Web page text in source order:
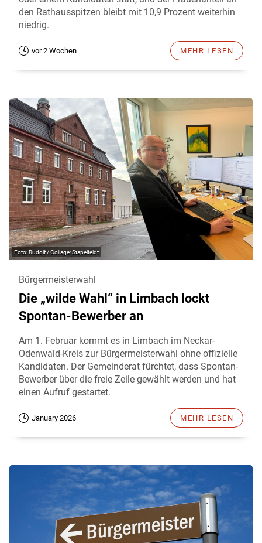
den Rathausspitzen bleibt mit 10,9 Prozent weiterhin
niedrig.
vor 2 Wochen MEHR LESEN
Rudolf / Collage: Stapelfeldt
Bürgermeisterwahl
Die „wilde Wahl“ in Limbach lockt
Spontan-Bewerber an
Am 1. Februar kommt es in Limbach im Neckar-
Odenwald-Kreis zur Bürgermeisterwahl ohne offizielle
Kandidaten. Der Gemeinderat fürchtet, dass Spontan-
Bewerber über die freie Zeile gewählt werden und hat
einen Aufruf gestartet.
January 2026 MEHR LESEN